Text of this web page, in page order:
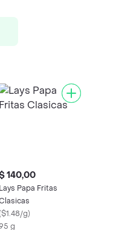
140,00
Lays Papa Fritas
$1.48/g)
g